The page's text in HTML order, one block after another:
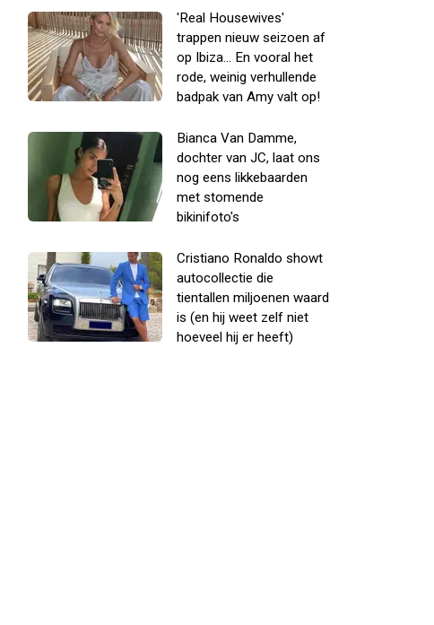
'Real Housewives'
trappen nieuw seizoen af
op Ibiza... En vooral het
rode, weinig verhullende
badpak van Amy valt op!
Bianca Van Damme,
dochter van JC, laat ons
nog eens likkebaarden
met stomende
bikinifoto's
Cristiano Ronaldo showt
autocollectie die
tientallen miljoenen waard
is (en hij weet zelf niet
hoeveel hij er heeft)